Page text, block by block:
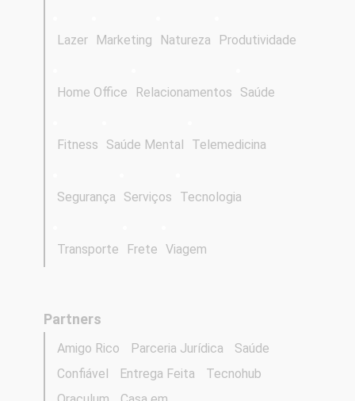
Lazer Marketing Natureza Produtividade
Home Office Relacionamentos Saúde
Fitness Saúde Mental Telemedicina
Segurança Serviços Tecnologia
Transporte Frete Viagem
Partners
Amigo Rico Parceria Jurídica
Saúde
Confiável
Entrega Feita
Tecnohub